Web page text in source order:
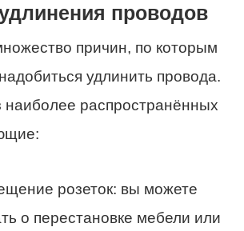
проводов
причин, по которым
удлинить провода.
наиболее распространённых
розеток: вы можете
о перестановке мебели или